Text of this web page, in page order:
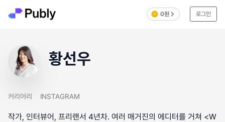
0원 로그인
황선우
커리어리 INSTAGRAM
작가, 인터뷰어, 프리랜서 4년차. 여러 매거진의 에디터를 거쳐 <W